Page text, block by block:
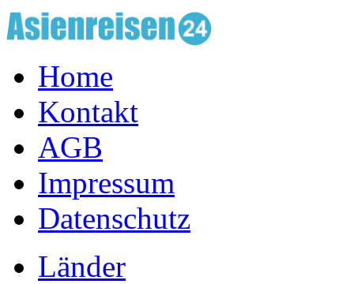
Home
Kontakt
AGB
Impressum
Datenschutz
Länder